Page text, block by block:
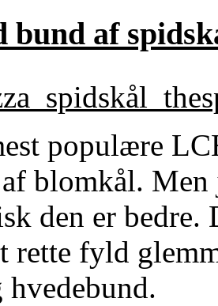
bund af
populære
blomkål. Men
den er bedre.
rette fyld